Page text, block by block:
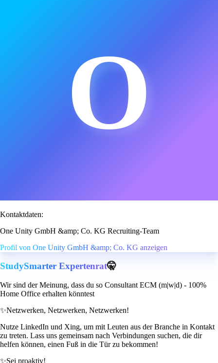
O
Kontaktdaten:
One Unity GmbH &amp; Co. KG Recruiting-Team
Profil von One Unity GmbH &amp; Co. KG anzeigen
StudySmarter Expertenrat🤫
Wir sind der Meinung, dass du so Consultant ECM (m|w|d) - 100%
Home Office erhalten könntest
✨Netzwerken, Netzwerken, Netzwerken!
Nutze LinkedIn und Xing, um mit Leuten aus der Branche in Kontakt
zu treten. Lass uns gemeinsam nach Verbindungen suchen, die dir
helfen können, einen Fuß in die Tür zu bekommen!
✨Sei proaktiv!